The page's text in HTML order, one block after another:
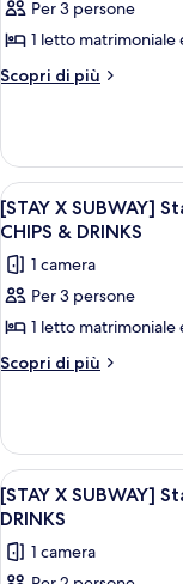
per
[STAY
X
Family
Room,
City
View
+
CHIPS
&
Per 3 persone
1 letto matrimoniale
Scopri di più
Altri
X
SUBWAY]
Standard
Family
City
View
CHIPS
&
DRINKS
Apri
tutte
le
foto
per
[STAY
X
Family
Room,
Ocean
View
+
7
[STAY X SUBWAY]
CHIPS & DRINKS
1 camera
Per 3 persone
1 letto matrimoniale
Scopri di più
Altri
X
SUBWAY]
Standard
Family
Ocean
View
Apri
tutte
le
foto
6
[STAY X SUBWAY]
DRINKS
1 camera